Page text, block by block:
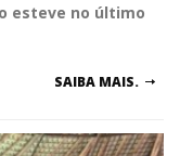
esteve no último
SAIBA MAIS.